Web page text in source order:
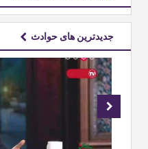
جدیدترین های حوادث